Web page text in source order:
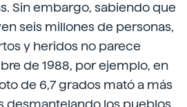
Sin embargo, sabiendo que
seis millones de personas,
y heridos no parece
de 1988, por ejemplo, en
de 6,7 grados mató a más
desmantelando los pueblos